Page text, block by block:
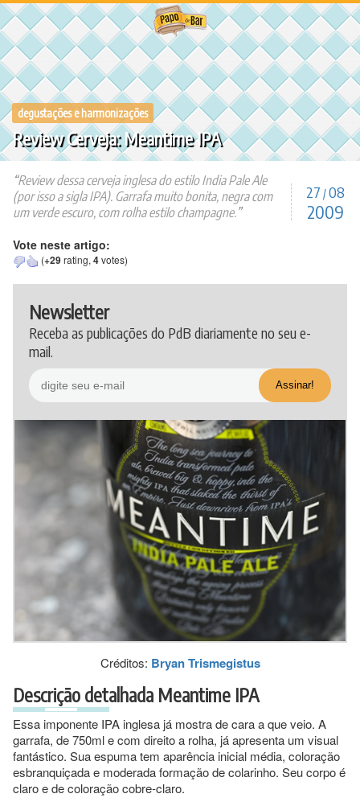
Ir
para
o
conteúdo
degustações e harmonizações
Review Cerveja: Meantime IPA
27 /08
2009
Review dessa cerveja inglesa do estilo India Pale Ale
(por isso a sigla IPA). Garrafa muito bonita, negra com
um verde escuro, com rolha estilo champagne.
Vote neste artigo:
(+29rating, 4votes)
Newsletter
Receba as publicações do PdB diariamente no seu e-
mail.
Créditos: Bryan Trismegistus
Descrição detalhada Meantime IPA
Essa imponente IPA inglesa já mostra de cara a que veio. A
garrafa, de 750ml e com direito a rolha, já apresenta um visual
fantástico. Sua espuma tem aparência inicial média, coloração
esbranquiçada e moderada formação de colarinho. Seu corpo é
claro e de coloração cobre-claro.